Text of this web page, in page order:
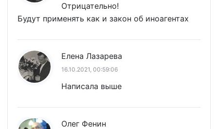
Отрицательно!
Будут применять как и закон об иноагентах
Елена Лазарева
16.10.2021, 00:59:06
Написала выше
Олег Фенин